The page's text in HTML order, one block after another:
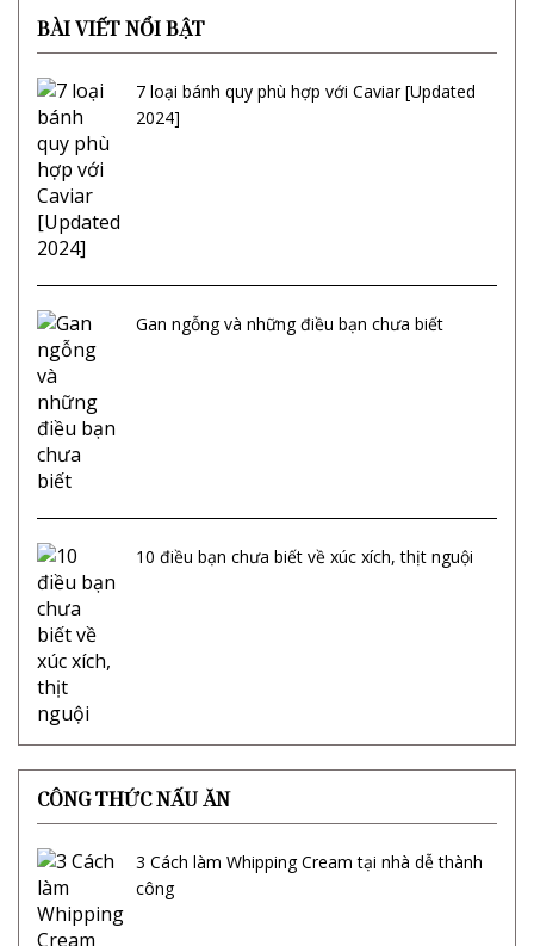
BÀI VIẾT NỔI BẬT
7 loại bánh quy phù hợp với Caviar [Updated
2024]
Gan ngỗng và những điều bạn chưa biết
10 điều bạn chưa biết về xúc xích, thịt nguội
CÔNG THỨC NẤU ĂN
3 Cách làm Whipping Cream tại nhà dễ thành
công